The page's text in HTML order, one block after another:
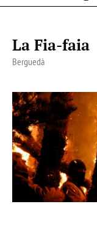
La Fia-faia
Berguedà